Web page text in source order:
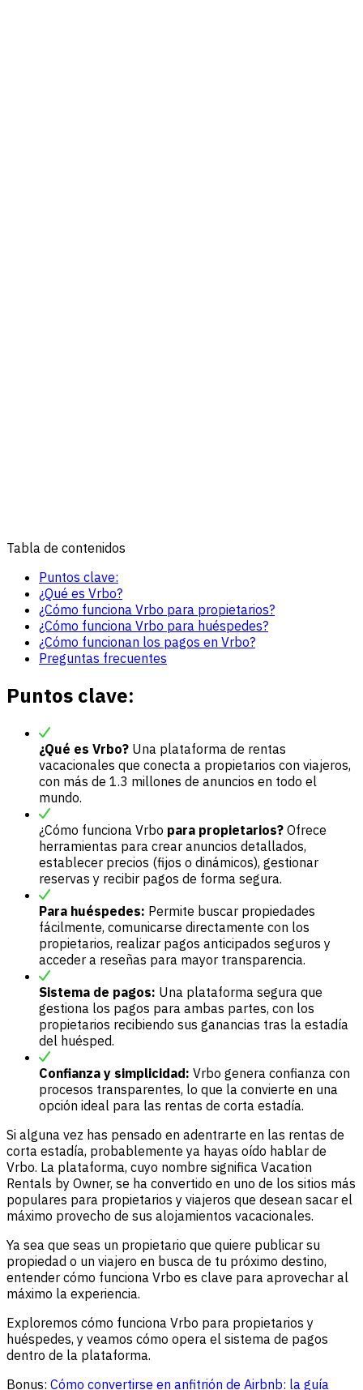
Tabla de contenidos
Puntos clave:
¿Qué es Vrbo?
¿Cómo funciona Vrbo para propietarios?
¿Cómo funciona Vrbo para huéspedes?
¿Cómo funcionan los pagos en Vrbo?
Preguntas frecuentes
Puntos clave:
¿Qué es Vrbo? Una plataforma de rentas
vacacionales que conecta a propietarios con viajeros,
con más de 1.3 millones de anuncios en todo el
mundo.
¿Cómo funciona Vrbo para propietarios? Ofrece
herramientas para crear anuncios detallados,
establecer precios (fijos o dinámicos), gestionar
reservas y recibir pagos de forma segura.
Para huéspedes: Permite buscar propiedades
fácilmente, comunicarse directamente con los
propietarios, realizar pagos anticipados seguros y
acceder a reseñas para mayor transparencia.
Sistema de pagos: Una plataforma segura que
gestiona los pagos para ambas partes, con los
propietarios recibiendo sus ganancias tras la estadía
del huésped.
Confianza y simplicidad: Vrbo genera confianza con
procesos transparentes, lo que la convierte en una
opción ideal para las rentas de corta estadía.
Si alguna vez has pensado en adentrarte en las rentas de
corta estadía, probablemente ya hayas oído hablar de
Vrbo. La plataforma, cuyo nombre significa Vacation
Rentals by Owner, se ha convertido en uno de los sitios más
populares para propietarios y viajeros que desean sacar el
máximo provecho de sus alojamientos vacacionales.
Ya sea que seas un propietario que quiere publicar su
propiedad o un viajero en busca de tu próximo destino,
entender cómo funciona Vrbo es clave para aprovechar al
máximo la experiencia.
Exploremos cómo funciona Vrbo para propietarios y
huéspedes, y veamos cómo opera el sistema de pagos
dentro de la plataforma.
Bonus: Cómo convertirse en anfitrión de Airbnb: la guía